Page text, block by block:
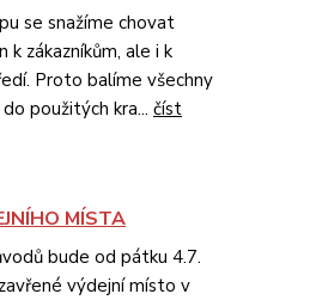
se snažíme chovat
k zákazníkům, ale i k
Proto balíme všechny
použitých kra... číst
MÍSTA
bude od pátku 4.7.
výdejní místo v